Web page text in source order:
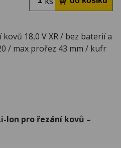
18,0 V XR / bez baterií a
/ max prořez 43 mm / kufr
Ion pro řezání kovů –